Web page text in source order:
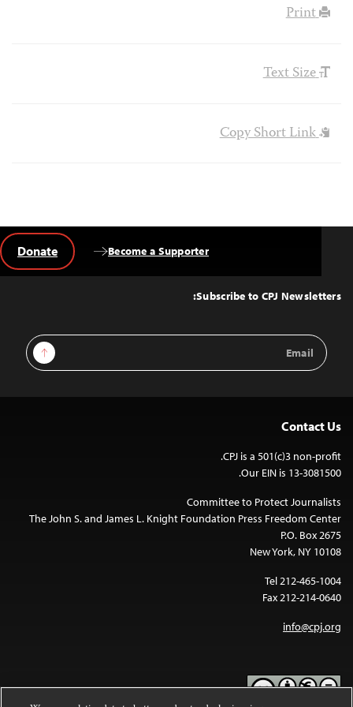
Print
Text Size
Copy Short Link
Top
Subscribe to CPJ Newsletters:
Email
Address
Sign Up
Become a Supporter
Donate
Contact Us
CPJ is a 501(c)3 non-profit.
Our EIN is 13-3081500.
Committee to Protect Journalists
The John S. and James L. Knight Foundation Press Freedom Center
P.O. Box 2675
New York, NY 10108
Tel 212-465-1004
Fax 212-214-0640
info@cpj.org